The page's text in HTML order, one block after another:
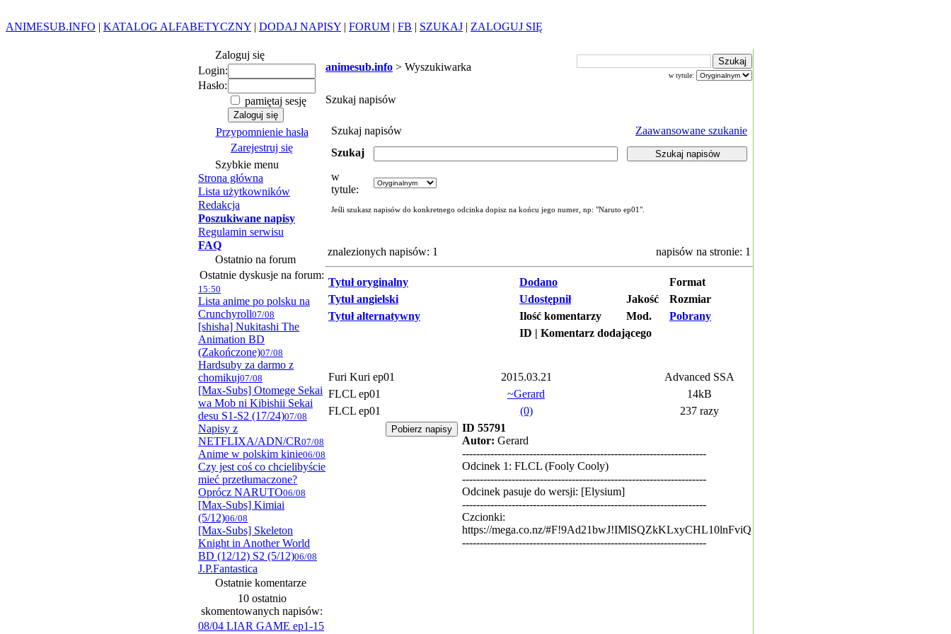
ANIMESUB.INFO | KATALOG ALFABETYCZNY | DODAJ NAPISY | FORUM | FB | SZUKAJ | ZALOGUJ SIĘ
Zaloguj się
Login:
Hasło:
pamiętaj sesję
Przypomnienie hasła
Zarejestruj się
Szybkie menu
Strona główna
Lista użytkowników
Redakcja
Poszukiwane napisy
Regulamin serwisu
FAQ
Ostatnio na forum
Ostatnie dyskusje na forum:
15:50
Lista anime po polsku na
Crunchyroll07/08
[shisha] Nukitashi The
Animation BD
(Zakończone)07/08
Hardsuby za darmo z
chomikuj07/08
[Max-Subs] Otomege Sekai
wa Mob ni Kibishii Sekai
desu S1-S2 (17/24)07/08
Napisy z
NETFLIXA/ADN/CR07/08
Anime w polskim kinie06/08
Czy jest coś co chcielibyście
mieć przetłumaczone?
Oprócz NARUTO06/08
[Max-Subs] Kimiai
(5/12)06/08
[Max-Subs] Skeleton
Knight in Another World
BD (12/12) S2 (5/12)06/08
J.P.Fantastica
Ostatnie komentarze
10 ostatnio
skomentowanych napisów:
08/04 LIAR GAME ep1-15
animesub.info > Wyszukiwarka
w tytule:
Szukaj napisów
Szukaj napisów
Zaawansowane szukanie
Szukaj
w
tytule:
Jeśli szukasz napisów do konkretnego odcinka dopisz na końcu jego numer, np: "Naruto ep01".
znalezionych napisów: 1 napisów na stronie: 1
Tytuł oryginalny Dodano
Format
Tytuł angielski
Udostępnił Jakość
Rozmiar
Tytuł alternatywny
Ilość komentarzy Mod.
Pobrany
ID | Komentarz dodającego
Furi Kuri ep01 2015.03.21
Advanced SSA
FLCL ep01
~Gerard
14kB
FLCL ep01
(0)
237 razy
ID 55791
Autor: Gerard
---------------------------------------------------------------------
Odcinek 1: FLCL (Fooly Cooly)
---------------------------------------------------------------------
Odcinek pasuje do wersji: [Elysium]
---------------------------------------------------------------------
Czcionki:
https://mega.co.nz/#F!9Ad21bwJ!IMlSQZkKLxyCHL10lnFviQ
---------------------------------------------------------------------